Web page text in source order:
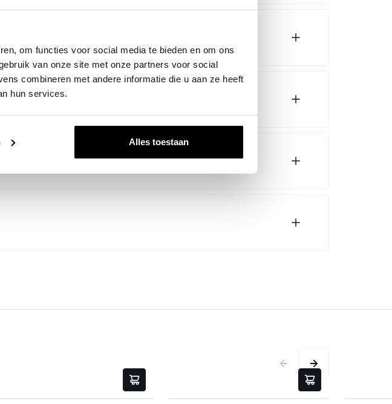
om functies voor social media te bieden en om ons
van onze site met onze partners voor social
combineren met andere informatie die u aan ze heeft
hun services.
Alles toestaan